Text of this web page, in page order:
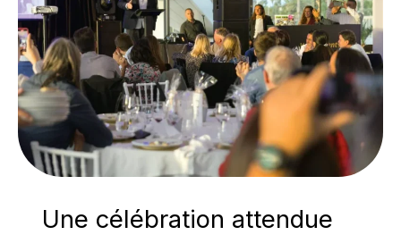
Une célébration attendue